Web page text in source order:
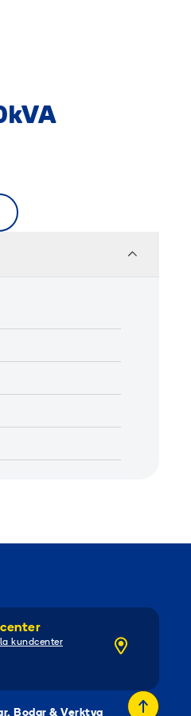
kundcenter
Bodar & Verktyg